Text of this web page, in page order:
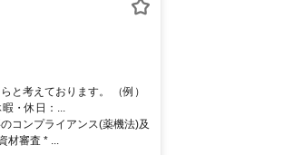
と考えております。 （例）
・休日：...
コンプライアンス(薬機法)及
材審査 * ...